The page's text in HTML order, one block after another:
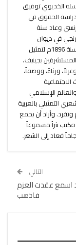
الخديوي توفيق
دراسة الحقوق في
وعاد سنة
في ديوان
الخديوي عباس حلمي. وندب سنة 1896م لتمثيل
بجينيف.
ورثاءً، ووصفاً،
الاجتماعية
الإسلامي
التمثيلي بالعربية
وأراد أن يجمع
فكتب نثراً مسموعاً
فعاد إلى الشعر.
التالي
اسمع عقدت العزم
فاذهب